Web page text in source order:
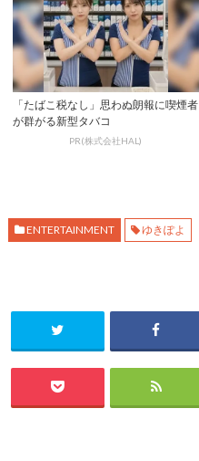
「たばこ税なし」思わぬ朗報に喫煙者
が群がる新型タバコ
PR(株式会社HAL)
ENTERTAINMENT ゆきぽよ